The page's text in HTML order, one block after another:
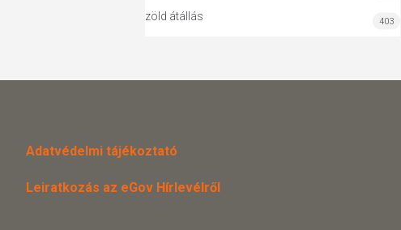
zöld átállás 403
Adatvédelmi tájékoztató
Leiratkozás az eGov Hírlevélről